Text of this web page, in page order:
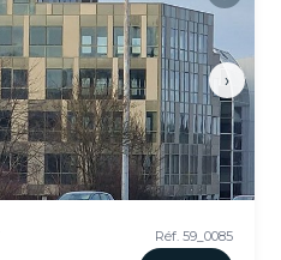
›
Réf. 59_0085